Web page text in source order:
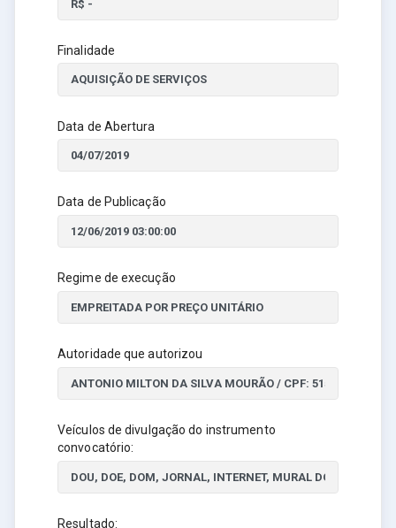
Finalidade
Data de Abertura
Data de Publicação
Regime de execução
Autoridade que autorizou
Veículos de divulgação do instrumento
convocatório:
Resultado: